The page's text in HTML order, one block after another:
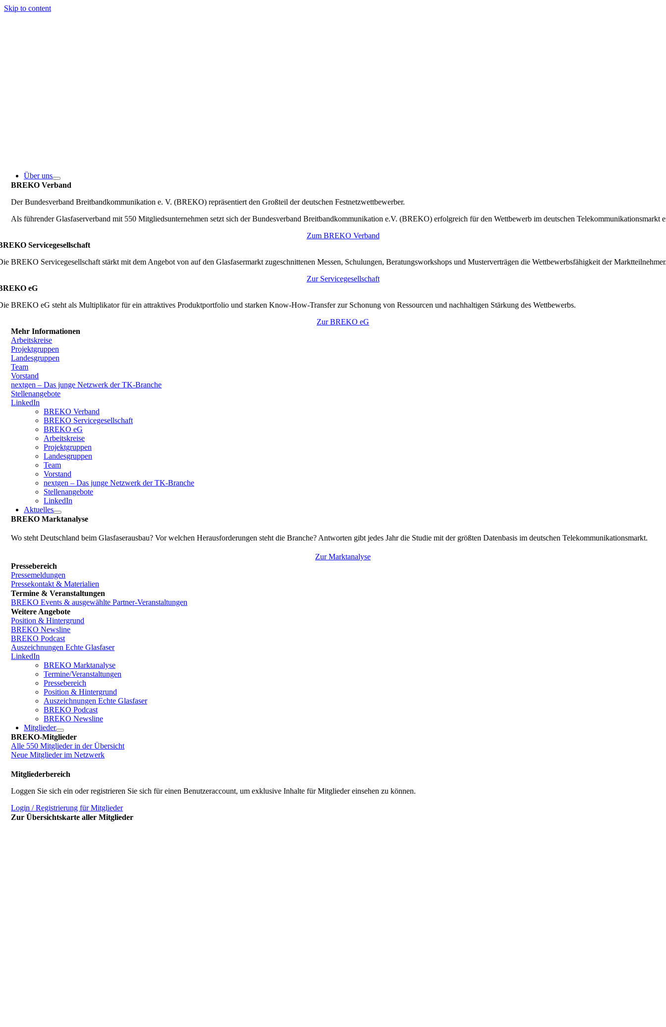
Skip to content
Über uns
BREKO Verband
Der Bundesverband Breitbandkommunikation e. V. (BREKO) repräsentiert den Großteil der deutschen Festnetzwettbewerber.
Als führender Glasfaserverband mit 550 Mitgliedsunternehmen setzt sich der Bundesverband Breitbandkommunikation e.V. (BREKO) erfolgreich für den Wettbewerb im deutschen Telekommunikationsmarkt
Zum BREKO Verband
Servicegesellschaft
BREKO Servicegesellschaft stärkt mit dem Angebot von auf den Glasfasermarkt zugeschnittenen Messen, Schulungen, Beratungsworkshops und Musterverträgen die Wettbewerbsfähigkeit der
Zur Servicegesellschaft
eG
BREKO eG steht als Multiplikator für ein attraktives Produktportfolio und starken Know-How-Transfer zur Schonung von Ressourcen und nachhaltigen Stärkung des Wettbewerbs.
Zur BREKO eG
Mehr Informationen
Arbeitskreise
Projektgruppen
Landesgruppen
Team
Vorstand
nextgen – Das junge Netzwerk der TK-Branche
Stellenangebote
LinkedIn
BREKO Verband
BREKO Servicegesellschaft
BREKO eG
Arbeitskreise
Projektgruppen
Landesgruppen
Team
Vorstand
nextgen – Das junge Netzwerk der TK-Branche
Stellenangebote
LinkedIn
Aktuelles
BREKO Marktanalyse
Wo steht Deutschland beim Glasfaserausbau? Vor welchen Herausforderungen steht die Branche? Antworten gibt jedes Jahr die Studie mit der größten Datenbasis im deutschen Telekommunikationsmarkt.
Zur Marktanalyse
Pressebereich
Pressemeldungen
Pressekontakt & Materialien
Termine & Veranstaltungen
BREKO Events & ausgewählte Partner-Veranstaltungen
Weitere Angebote
Position & Hintergrund
BREKO Newsline
BREKO Podcast
Auszeichnungen Echte Glasfaser
LinkedIn
BREKO Marktanalyse
Termine/Veranstaltungen
Pressebereich
Position & Hintergrund
Auszeichnungen Echte Glasfaser
BREKO Podcast
BREKO Newsline
Mitglieder
BREKO-Mitglieder
Alle 550 Mitglieder in der Übersicht
Neue Mitglieder im Netzwerk
Mitgliederbereich
Loggen Sie sich ein oder registrieren Sie sich für einen Benutzeraccount, um exklusive Inhalte für Mitglieder einsehen zu können.
Login / Registrierung für Mitglieder
Zur Übersichtskarte aller Mitglieder